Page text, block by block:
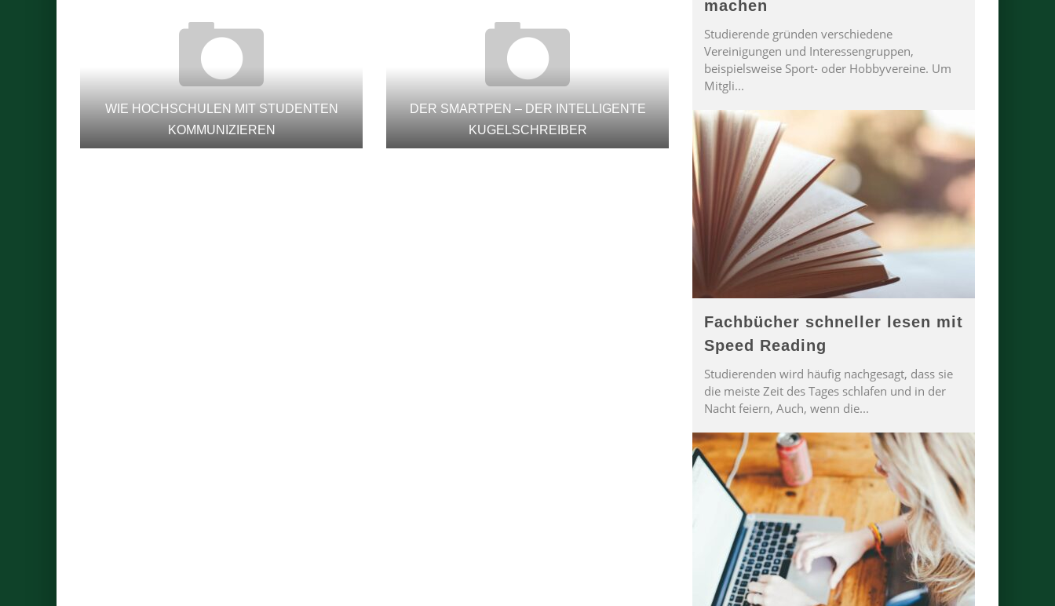
WIE HOCHSCHULEN MIT STUDENTEN
KOMMUNIZIEREN
DER SMARTPEN – DER INTELLIGENTE
KUGELSCHREIBER
machen
Studierende gründen verschiedene
Vereinigungen und Interessengruppen,
beispielsweise Sport- oder Hobbyvereine. Um
Mitgli...
Fachbücher schneller lesen mit
Speed Reading
Studierenden wird häufig nachgesagt, dass sie
die meiste Zeit des Tages schlafen und in der
Nacht feiern, Auch, wenn die...